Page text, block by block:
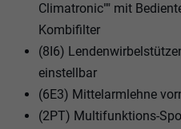
Climatronic"" mit
Kombifilter
(8I6)
einstellbar
(6E3) Mittelarmlehne
(2PT) Multifunktions-